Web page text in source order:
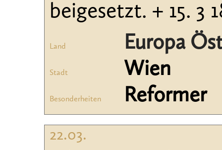
beigesetzt. + 15. 3
Land Europa
Stadt Wien
Besonderheiten Reformer
22.03.